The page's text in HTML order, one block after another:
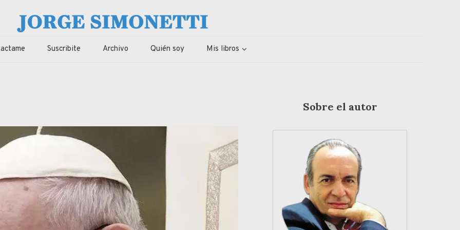
economia de Corrientes, Argentina y el Mundo
Suscribite Archivo Quién soy Mis libros
Sobre el autor